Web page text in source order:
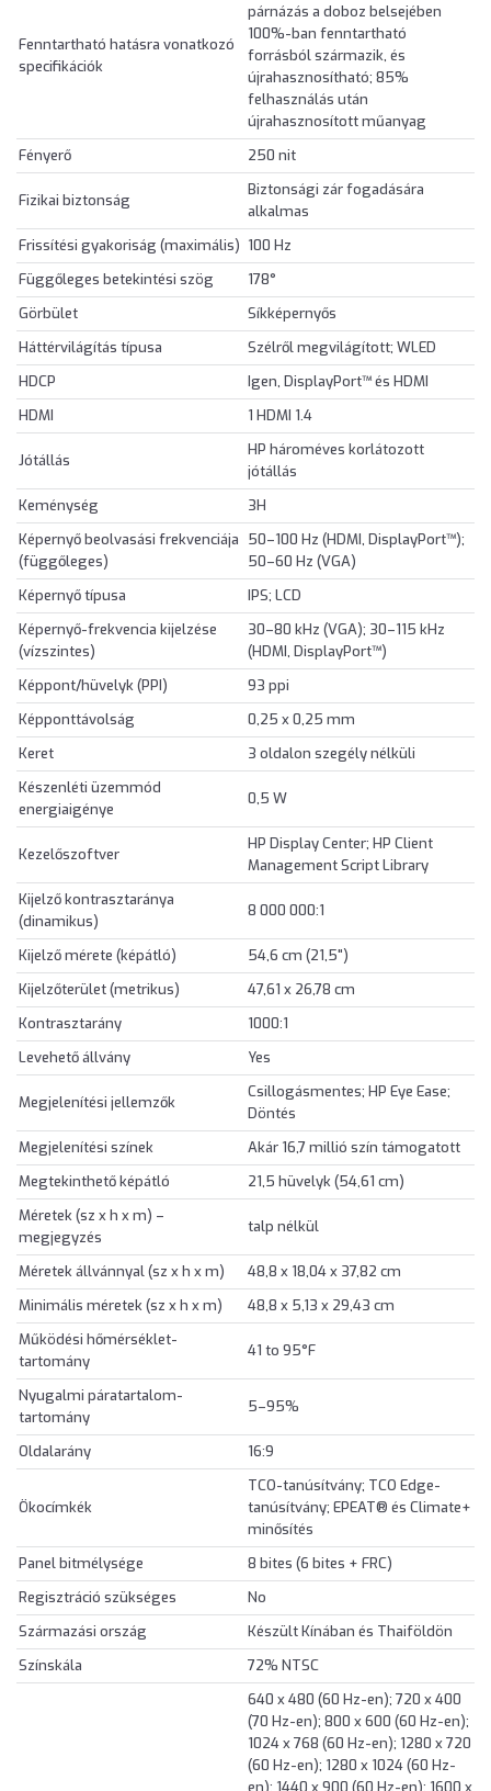
Fenntartható hatásra vonatkozó
specifikációk
párnázás a doboz belsejében
100%-ban fenntartható
forrásból származik, és
újrahasznosítható; 85%
felhasználás után
újrahasznosított műanyag
Fényerő
250 nit
Fizikai biztonság
Biztonsági zár fogadására
alkalmas
Frissítési gyakoriság (maximális) 100 Hz
Függőleges betekintési szög
178°
Görbület
Síkképernyős
Háttérvilágítás típusa
Szélről megvilágított; WLED
HDCP
Igen, DisplayPort™ és HDMI
HDMI
1 HDMI 1.4
Jótállás
HP hároméves korlátozott
jótállás
Keménység
3H
Képernyő beolvasási frekvenciája
(függőleges)
50–100 Hz (HDMI, DisplayPort™);
50–60 Hz (VGA)
Képernyő típusa
IPS; LCD
Képernyő-frekvencia kijelzése
(vízszintes)
30–80 kHz (VGA); 30–115 kHz
(HDMI, DisplayPort™)
Képpont/hüvelyk (PPI)
93 ppi
Képponttávolság
0,25 x 0,25 mm
Keret
3 oldalon szegély nélküli
Készenléti üzemmód
energiaigénye
0,5 W
Kezelőszoftver
HP Display Center; HP Client
Management Script Library
Kijelző kontrasztaránya
(dinamikus)
8 000 000:1
Kijelző mérete (képátló)
54,6 cm (21,5")
Kijelzőterület (metrikus)
47,61 x 26,78 cm
Kontrasztarány
1000:1
Levehető állvány
Yes
Megjelenítési jellemzők
Csillogásmentes; HP Eye Ease;
Döntés
Megjelenítési színek
Akár 16,7 millió szín támogatott
Megtekinthető képátló
21,5 hüvelyk (54,61 cm)
Méretek (sz x h x m) –
megjegyzés
talp nélkül
Méretek állvánnyal (sz x h x m)
48,8 x 18,04 x 37,82 cm
Minimális méretek (sz x h x m)
48,8 x 5,13 x 29,43 cm
Működési hőmérséklet-
tartomány
41 to 95°F
Nyugalmi páratartalom-
tartomány
5–95%
Oldalarány 16:9
Ökocímkék
TCO-tanúsítvány; TCO Edge-
tanúsítvány; EPEAT® és Climate+
minősítés
Panel bitmélysége
8 bites (6 bites + FRC)
Regisztráció szükséges
No
Származási ország
Készült Kínában és Thaiföldön
Színskála
72% NTSC
640 x 480 (60 Hz-en); 720 x 400
(70 Hz-en); 800 x 600 (60 Hz-en);
1024 x 768 (60 Hz-en); 1280 x 720
(60 Hz-en); 1280 x 1024 (60 Hz-
en); 1440 x 900 (60 Hz-en); 1600 x